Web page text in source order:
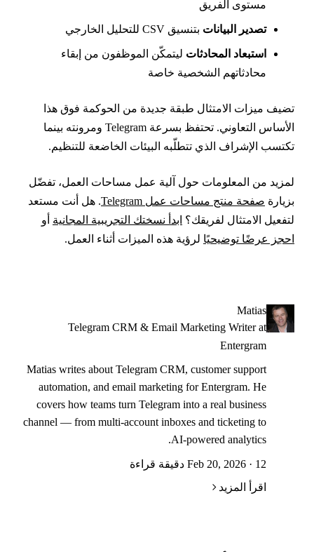
مستوى الفريق
تصدير البياناتبتنسيق CSV للتحليل الخارجي
استبعاد المحادثاتليتمكّن الموظفون من إبقاء
محادثاتهم الشخصية خاصة
ميزات الامتثال طبقة جديدة من الحوكمة فوق هذا
الأساس التعاوني. تحتفظ بسرعة Telegram ومرونته بينما
الإشراف الذي تتطلّبه البيئات الخاضعة للتنظيم.
من المعلومات حول آلية عمل مساحات العمل، تفضّل
صفحة منتج مساحات عمل Telegram
. هل أنت مستعد
الامتثال لفريقك؟ابدأ نسختك التجريبية المجانيةأو
عرضًا توضيحيًالرؤية هذه الميزات أثناء العمل.
Matias
Telegram CRM & Email Marketing Writer at
Entergram
Matias writes about Telegram CRM, customer support
automation, and email marketing for Entergram. He
covers how teams turn Telegram into a real business
channel — from multi-account inboxes and ticketing to
AI-powered analytics.
Feb 20, 2026 · 12 دقيقة قراءة
اقرأ المزيد